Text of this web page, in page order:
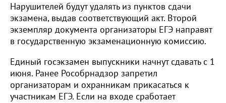
Нарушителей будут удалять из пунктов сдачи
экзамена, выдав соответствующий акт. Второй
экземпляр документа организаторы ЕГЭ направят
в государственную экзаменационную комиссию.
Единый госэкзамен выпускники начнут сдавать с 1
июня. Ранее Рособрнадзор запретил
организаторам и охранникам прикасаться к
участникам ЕГЭ. Если на входе сработает